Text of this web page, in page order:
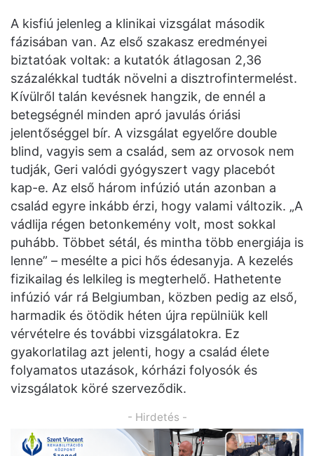
A kisfiú jelenleg a klinikai vizsgálat második
fázisában van. Az első szakasz eredményei
biztatóak voltak: a kutatók átlagosan 2,36
százalékkal tudták növelni a disztrofintermelést.
Kívülről talán kevésnek hangzik, de ennél a
betegségnél minden apró javulás óriási
jelentőséggel bír. A vizsgálat egyelőre double
blind, vagyis sem a család, sem az orvosok nem
tudják, Geri valódi gyógyszert vagy placebót
kap-e. Az első három infúzió után azonban a
család egyre inkább érzi, hogy valami változik. „A
vádlija régen betonkemény volt, most sokkal
puhább. Többet sétál, és mintha több energiája is
lenne” – mesélte a pici hős édesanyja. A kezelés
fizikailag és lelkileg is megterhelő. Hathetente
infúzió vár rá Belgiumban, közben pedig az első,
harmadik és ötödik héten újra repülniük kell
vérvételre és további vizsgálatokra. Ez
gyakorlatilag azt jelenti, hogy a család élete
folyamatos utazások, kórházi folyosók és
vizsgálatok köré szerveződik.
- Hirdetés -